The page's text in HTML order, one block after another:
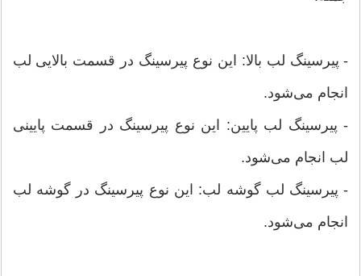
- پیرسینگ لب بالا: این نوع پیرسینگ در قسمت بالایی لب
انجام می‌شود.
- پیرسینگ لب پایین: این نوع پیرسینگ در قسمت پایینی
لب انجام می‌شود.
- پیرسینگ لب گوشه لب: این نوع پیرسینگ در گوشه لب
انجام می‌شود.